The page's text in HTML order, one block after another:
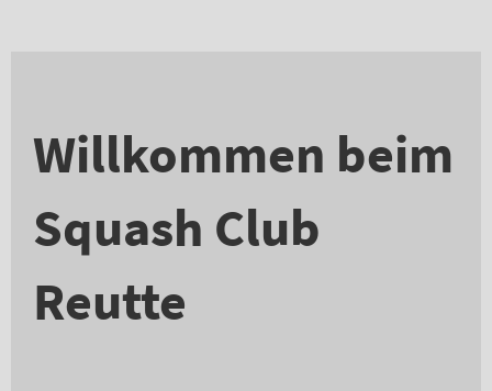
Willkommen beim
Squash Club
Reutte